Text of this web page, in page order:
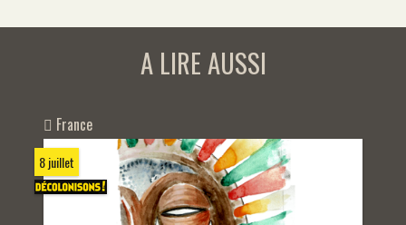
A LIRE AUSSI
France
8 juillet